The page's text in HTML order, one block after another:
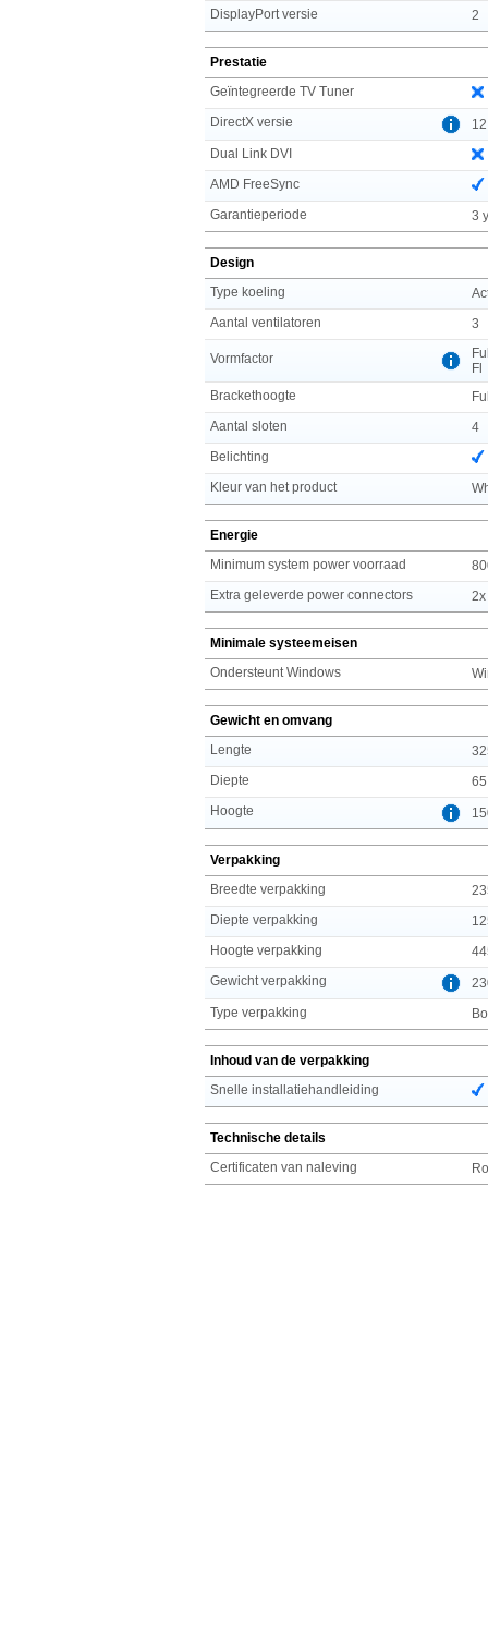
DisplayPort versie
2
Prestatie
Geïntegreerde TV Tuner
DirectX versie
Dual Link DVI
AMD FreeSync
Garantieperiode
3
Design
Type koeling
Aantal ventilatoren
3
Vormfactor
Fl
Brackethoogte
Aantal sloten
4
Belichting
Kleur van het product
Energie
Minimum system power voorraad
Extra geleverde power connectors
Minimale systeemeisen
Ondersteunt Windows
Gewicht en omvang
Lengte
Diepte
Hoogte
Verpakking
Breedte verpakking
Diepte verpakking
Hoogte verpakking
Gewicht verpakking
Type verpakking
Inhoud van de verpakking
Snelle installatiehandleiding
Technische details
Certificaten van naleving